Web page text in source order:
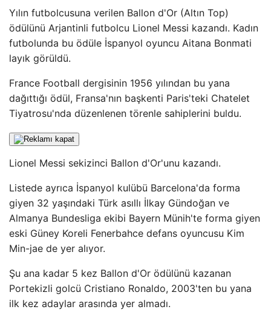
Yılın futbolcusuna verilen Ballon d'Or (Altın Top)
ödülünü Arjantinli futbolcu Lionel Messi kazandı. Kadın
futbolunda bu ödüle İspanyol oyuncu Aitana Bonmati
layık görüldü.
France Football dergisinin 1956 yılından bu yana
dağıttığı ödül, Fransa'nın başkenti Paris'teki Chatelet
Tiyatrosu'nda düzenlenen törenle sahiplerini buldu.
Lionel Messi sekizinci Ballon d'Or'unu kazandı.
Listede ayrıca İspanyol kulübü Barcelona'da forma
giyen 32 yaşındaki Türk asıllı İlkay Gündoğan ve
Almanya Bundesliga ekibi Bayern Münih'te forma giyen
eski Güney Koreli Fenerbahce defans oyuncusu Kim
Min-jae de yer alıyor.
Şu ana kadar 5 kez Ballon d'Or ödülünü kazanan
Portekizli golcü Cristiano Ronaldo, 2003'ten bu yana
ilk kez adaylar arasında yer almadı.